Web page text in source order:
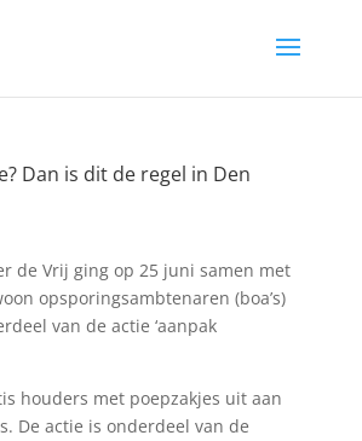
Dan is dit de regel in Den
de Vrij ging op 25 juni samen met
opsporingsambtenaren (boa’s)
van de actie ‘aanpak
houders met poepzakjes uit aan
De actie is onderdeel van de